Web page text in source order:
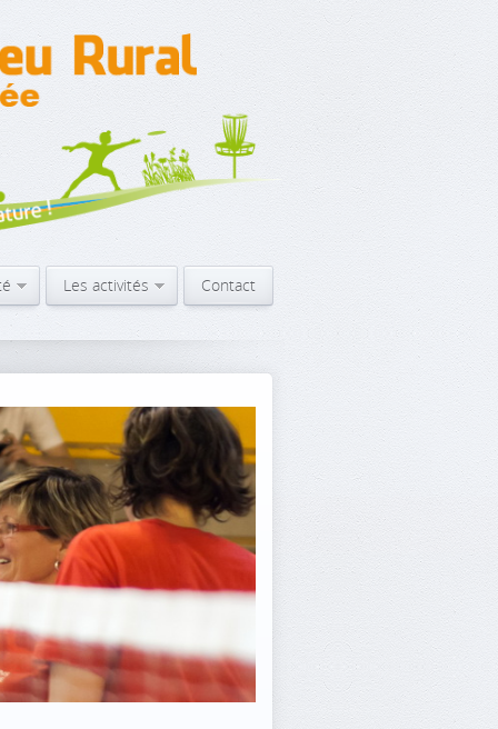
Les activités Contact